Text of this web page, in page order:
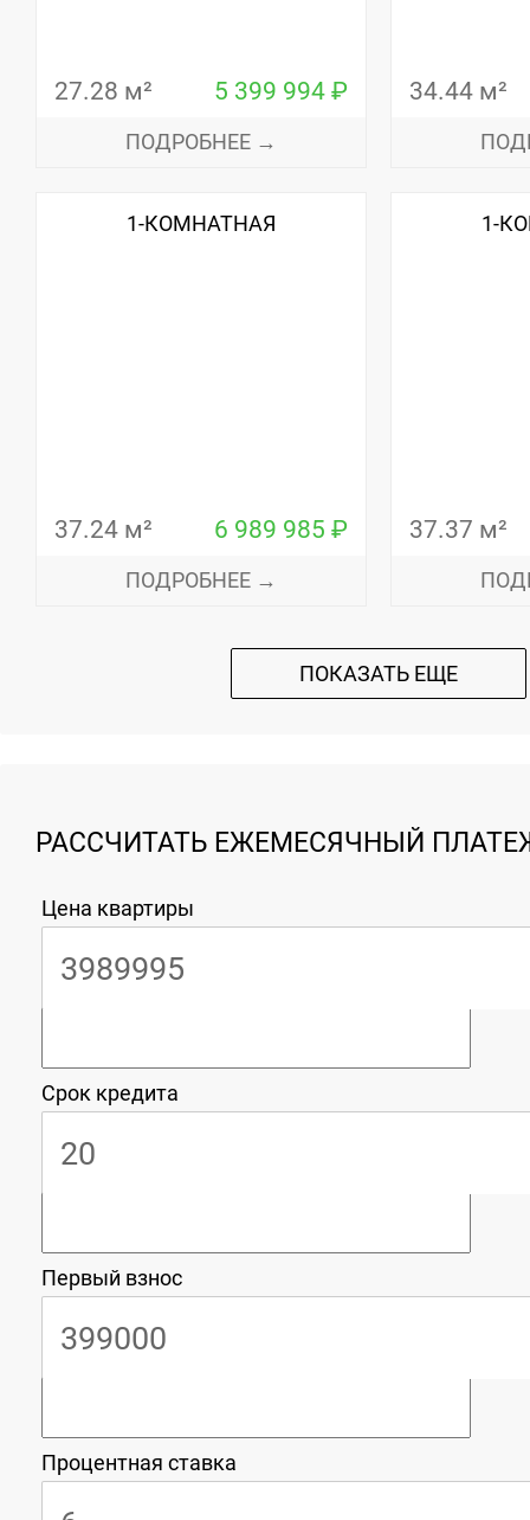
27.28 м² 5 399 994 ₽
ПОДРОБНЕЕ →
34.44 м²
1-КОМНАТНАЯ
37.24 м² 6 989 985 ₽
ПОДРОБНЕЕ →
1-
37.37 м²
ПОКАЗАТЬ ЕЩЕ
РАССЧИТАТЬ ЕЖЕМЕСЯЧНЫЙ
Цена квартиры
Срок кредита
Первый взнос
Процентная ставка